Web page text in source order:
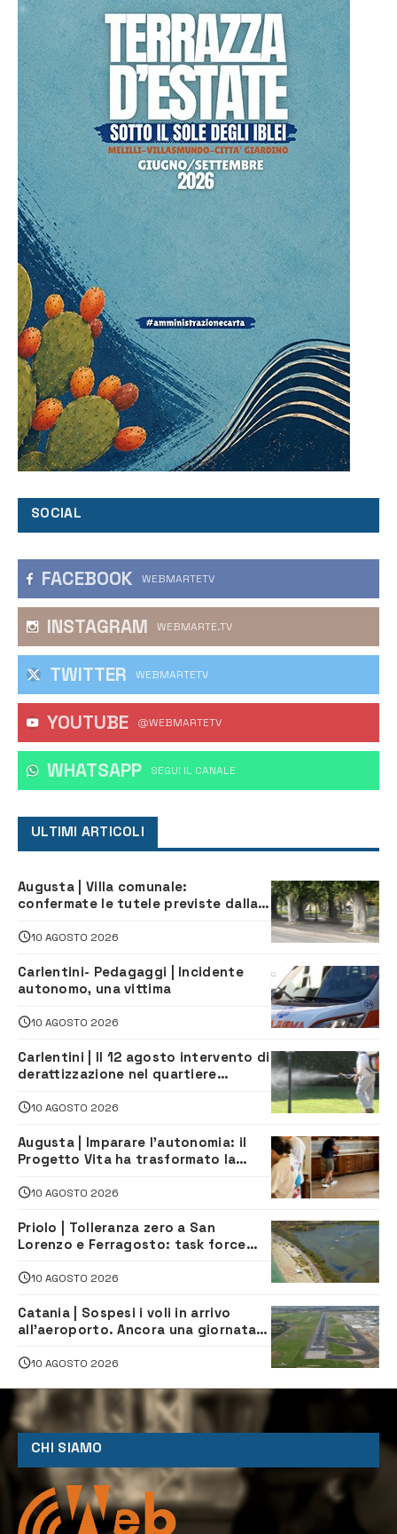
SOCIAL
FACEBOOK WEBMARTETV
INSTAGRAM WEBMARTE.TV
TWITTER WEBMARTETV
YOUTUBE @WEBMARTETV
WHATSAPP ‎SEGUI IL CANALE
ULTIMI ARTICOLI
Augusta | Villa comunale:
confermate le tutele previste dalla
10 AGOSTO 2026
Carlentini- Pedagaggi | Incidente
autonomo, una vittima
10 AGOSTO 2026
Carlentini | Il 12 agosto intervento di
derattizzazione nel quartiere
10 AGOSTO 2026
Augusta | Imparare l’autonomia: il
Progetto Vita ha trasformato la
indipendenza
10 AGOSTO 2026
Priolo | Tolleranza zero a San
Lorenzo e Ferragosto: task force
navette gratuite
10 AGOSTO 2026
Catania | Sospesi i voli in arrivo
all’aeroporto. Ancora una giornata
10 AGOSTO 2026
CHI SIAMO